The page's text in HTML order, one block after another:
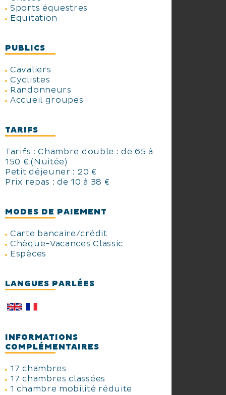
Sports équestres
Equitation
PUBLICS
Cavaliers
Cyclistes
Randonneurs
Accueil groupes
TARIFS
Tarifs : Chambre double : de 65 à
150 € (Nuitée)
Petit déjeuner : 20 €
Prix repas : de 10 à 38 €
MODES DE PAIEMENT
Carte bancaire/crédit
Chèque-Vacances Classic
Espèces
LANGUES PARLÉES
INFORMATIONS
COMPLÉMENTAIRES
17 chambres
17 chambres classées
1 chambre mobilité réduite